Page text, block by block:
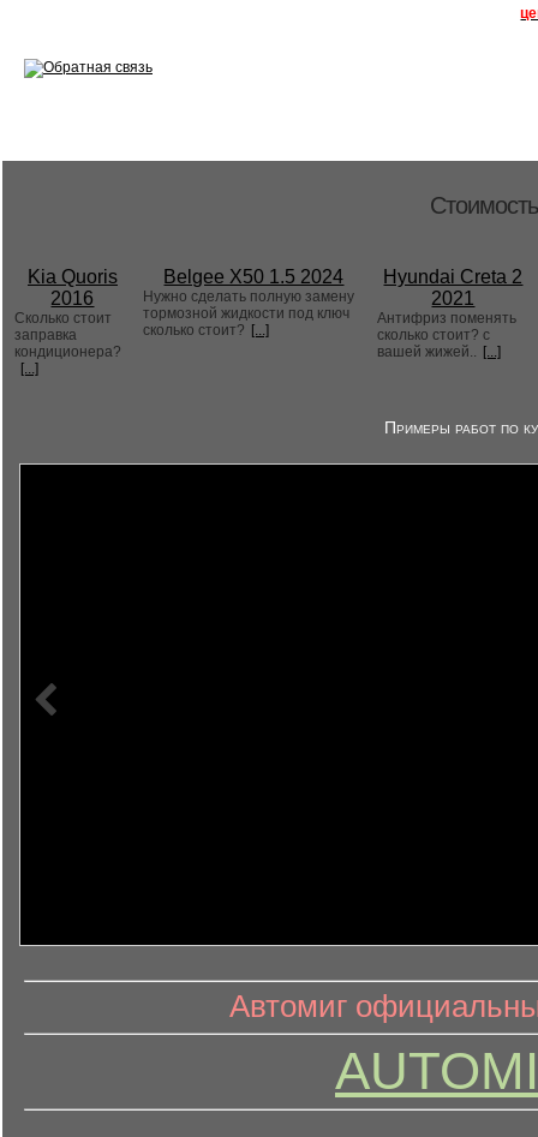
Kia Quoris
2016
Сколько стоит
заправка
кондиционера?
[...]
Belgee X50 1.5 2024
Нужно сделать полную замену
тормозной жидкости под ключ
сколько стоит? [...]
Hyundai Creta 2
2021
Антифриз поменять
сколько стоит? с
вашей жижей.. [...]
Примеры работ по
информационный контент
Автомиг